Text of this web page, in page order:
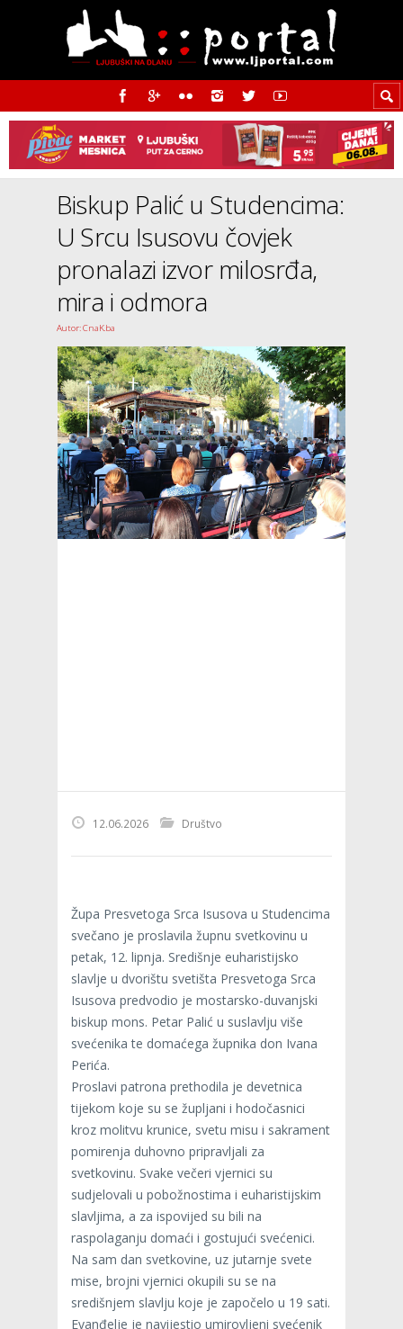
Biskup Palić u Studencima:
U Srcu Isusovu čovjek
pronalazi izvor milosrđa,
mira i odmora
Autor: CnaK.ba
12.06.2026 Društvo
Župa Presvetoga Srca Isusova u Studencima
svečano je proslavila župnu svetkovinu u
petak, 12. lipnja. Središnje euharistijsko
slavlje u dvorištu svetišta Presvetoga Srca
Isusova predvodio je mostarsko-duvanjski
biskup mons. Petar Palić u suslavlju više
svećenika te domaćega župnika don Ivana
Perića.
Proslavi patrona prethodila je devetnica
tijekom koje su se župljani i hodočasnici
kroz molitvu krunice, svetu misu i sakrament
pomirenja duhovno pripravljali za
svetkovinu. Svake večeri vjernici su
sudjelovali u pobožnostima i euharistijskim
slavljima, a za ispovijed su bili na
raspolaganju domaći i gostujući svećenici.
Na sam dan svetkovine, uz jutarnje svete
mise, brojni vjernici okupili su se na
središnjem slavlju koje je započelo u 19 sati.
Evanđelje je navijestio umirovljeni svećenik